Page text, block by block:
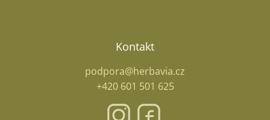
Kontakt
podpora@herbavia.cz
+420 601 501 625